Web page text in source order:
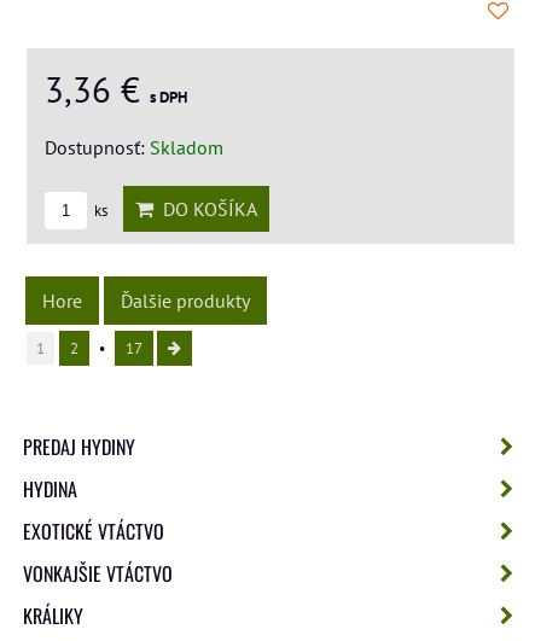
3,36 € s DPH
Dostupnosť: Skladom
ks DO KOŠÍKA
Hore Ďalšie produkty
1 2 17
PREDAJ HYDINY
HYDINA
EXOTICKÉ VTÁCTVO
VONKAJŠIE VTÁCTVO
KRÁLIKY